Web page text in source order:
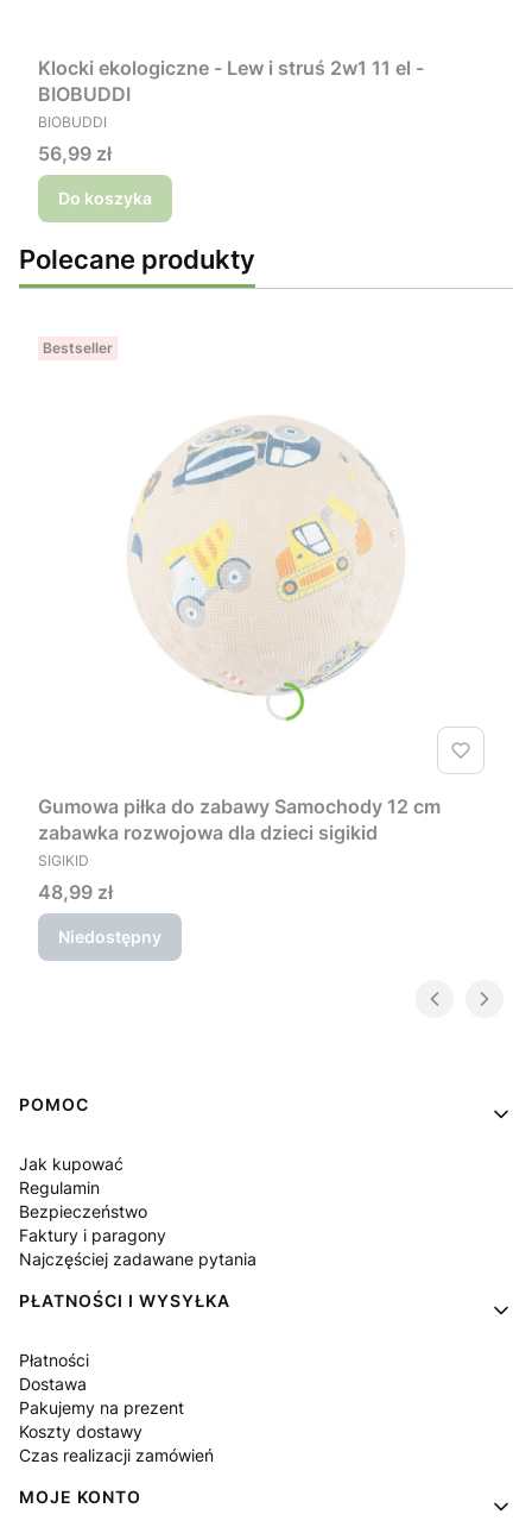
Klocki ekologiczne - Lew i struś 2w1 11 el -
BIOBUDDI
PRODUCENT
BIOBUDDI
Cena
56,99 zł
Do koszyka
Polecane produkty
Bestseller
Gumowa piłka do zabawy Samochody 12 cm
zabawka rozwojowa dla dzieci sigikid
PRODUCENT
SIGIKID
Cena
48,99 zł
Niedostępny
Linki w stopce
POMOC
Jak kupować
Regulamin
Bezpieczeństwo
Faktury i paragony
Najczęściej zadawane pytania
PŁATNOŚCI I WYSYŁKA
Płatności
Dostawa
Pakujemy na prezent
Koszty dostawy
Czas realizacji zamówień
MOJE KONTO